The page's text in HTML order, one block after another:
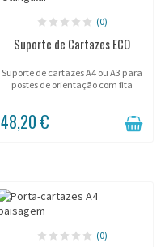
(0)
Suporte de Cartazes ECO
Suporte de cartazes A4 ou A3 para
postes de orientação com fita
48,20 €
(0)